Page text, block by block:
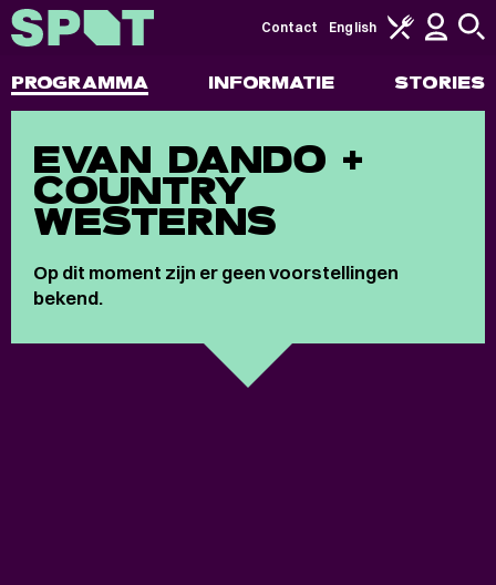
PROGRAMMA INFORMATIE STORIES
Contact English
EVAN DANDO +
COUNTRY
WESTERNS
Op dit moment zijn er geen voorstellingen
bekend.